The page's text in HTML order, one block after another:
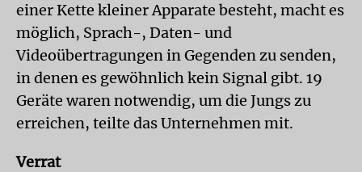
einer Kette kleiner Apparate besteht, macht es
möglich, Sprach-, Daten- und
Videoübertragungen in Gegenden zu senden,
in denen es gewöhnlich kein Signal gibt. 19
Geräte waren notwendig, um die Jungs zu
erreichen, teilte das Unternehmen mit.
Verrat